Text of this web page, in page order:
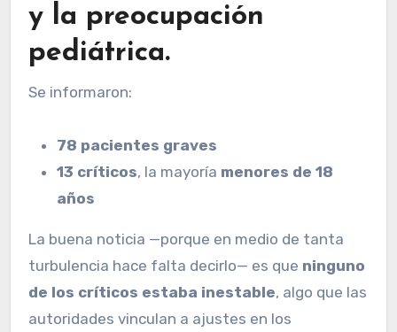
y la preocupación
pediátrica.
Se informaron:
78 pacientes graves
13 críticos, la mayoría menores de 18
años
La buena noticia —porque en medio de tanta
turbulencia hace falta decirlo— es que ninguno
de los críticos estaba inestable, algo que las
autoridades vinculan a ajustes en los